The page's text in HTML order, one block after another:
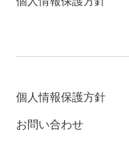
個人情報保護方針
お問い合わせ